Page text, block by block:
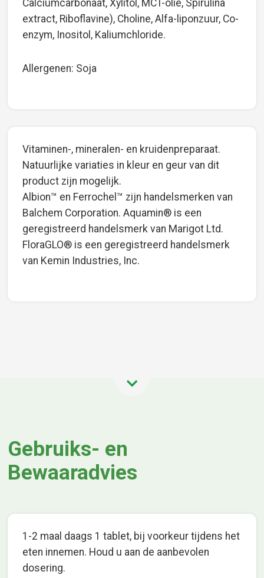
Calciumcarbonaat, Xylitol, MCT-olie, Spirulina
extract, Riboflavine), Choline, Alfa-liponzuur, Co-
enzym, Inositol, Kaliumchloride.
Allergenen: Soja
Vitaminen-, mineralen- en kruidenpreparaat.
Natuurlijke variaties in kleur en geur van dit
product zijn mogelijk.
Albion™ en Ferrochel™ zijn handelsmerken van
Balchem Corporation. Aquamin® is een
geregistreerd handelsmerk van Marigot Ltd.
FloraGLO® is een geregistreerd handelsmerk
van Kemin Industries, Inc.
Gebruiks- en
Bewaaradvies
1-2 maal daags 1 tablet, bij voorkeur tijdens het
eten innemen. Houd u aan de aanbevolen
dosering.